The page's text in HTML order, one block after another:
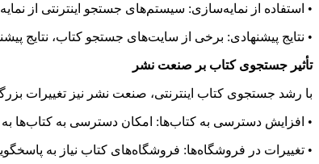
• استفاده از نمایه‌سازی: سیستم‌های جستجو اینترنتی از
• نتایج پیشنهادی: برخی از سایت‌های جستجو کتاب، نتایج
تأثیر جستجوی کتاب بر صنعت نشر
با رشد جستجوی کتاب اینترنتی، صنعت نشر نیز تغییرات
• افزایش دسترسی به کتاب‌ها: امکان دسترسی به کتاب‌ها به
• تغییرات در فروشگاه‌ها: فروشگاه‌های کتاب نیاز به